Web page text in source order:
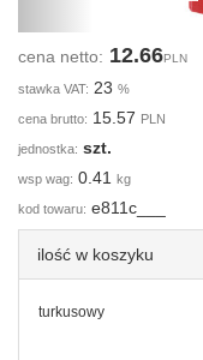
cena netto: 12.66PLN
stawka VAT: 23 %
cena brutto: 15.57 PLN
jednostka: szt.
wsp wag: 0.41 kg
kod towaru: e811c___
ilość w koszyku
turkusowy